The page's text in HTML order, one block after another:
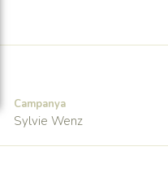
Campanya
Sylvie Wenz